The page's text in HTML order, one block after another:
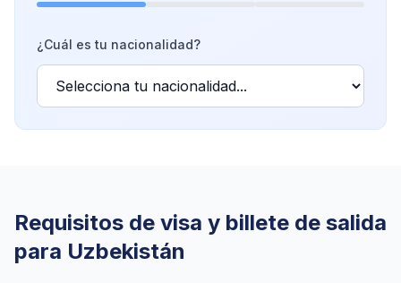
¿Cuál es tu nacionalidad?
Requisitos de visa y billete de salida
para Uzbekistán